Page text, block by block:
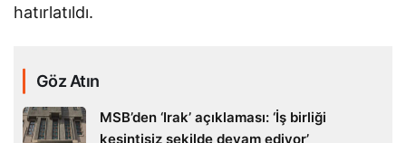
hatırlatıldı.
Göz Atın
MSB’den ‘Irak’ açıklaması: ‘İş birliği
kesintisiz şekilde devam ediyor’